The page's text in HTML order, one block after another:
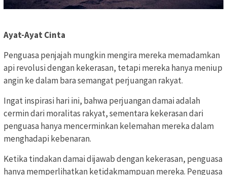
Ayat-Ayat Cinta
Penguasa penjajah mungkin mengira mereka memadamkan
api revolusi dengan kekerasan, tetapi mereka hanya meniup
angin ke dalam bara semangat perjuangan rakyat.
Ingat inspirasi hari ini, bahwa perjuangan damai adalah
cermin dari moralitas rakyat, sementara kekerasan dari
penguasa hanya mencerminkan kelemahan mereka dalam
menghadapi kebenaran.
Ketika tindakan damai dijawab dengan kekerasan, penguasa
hanya memperlihatkan ketidakmampuan mereka. Penguasa